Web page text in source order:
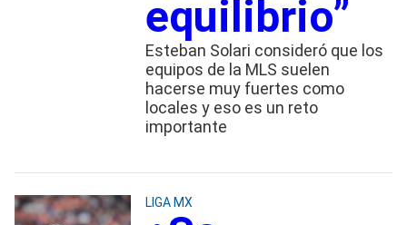
equilibrio”
Esteban Solari consideró que los
equipos de la MLS suelen
hacerse muy fuertes como
locales y eso es un reto
importante
LIGA MX